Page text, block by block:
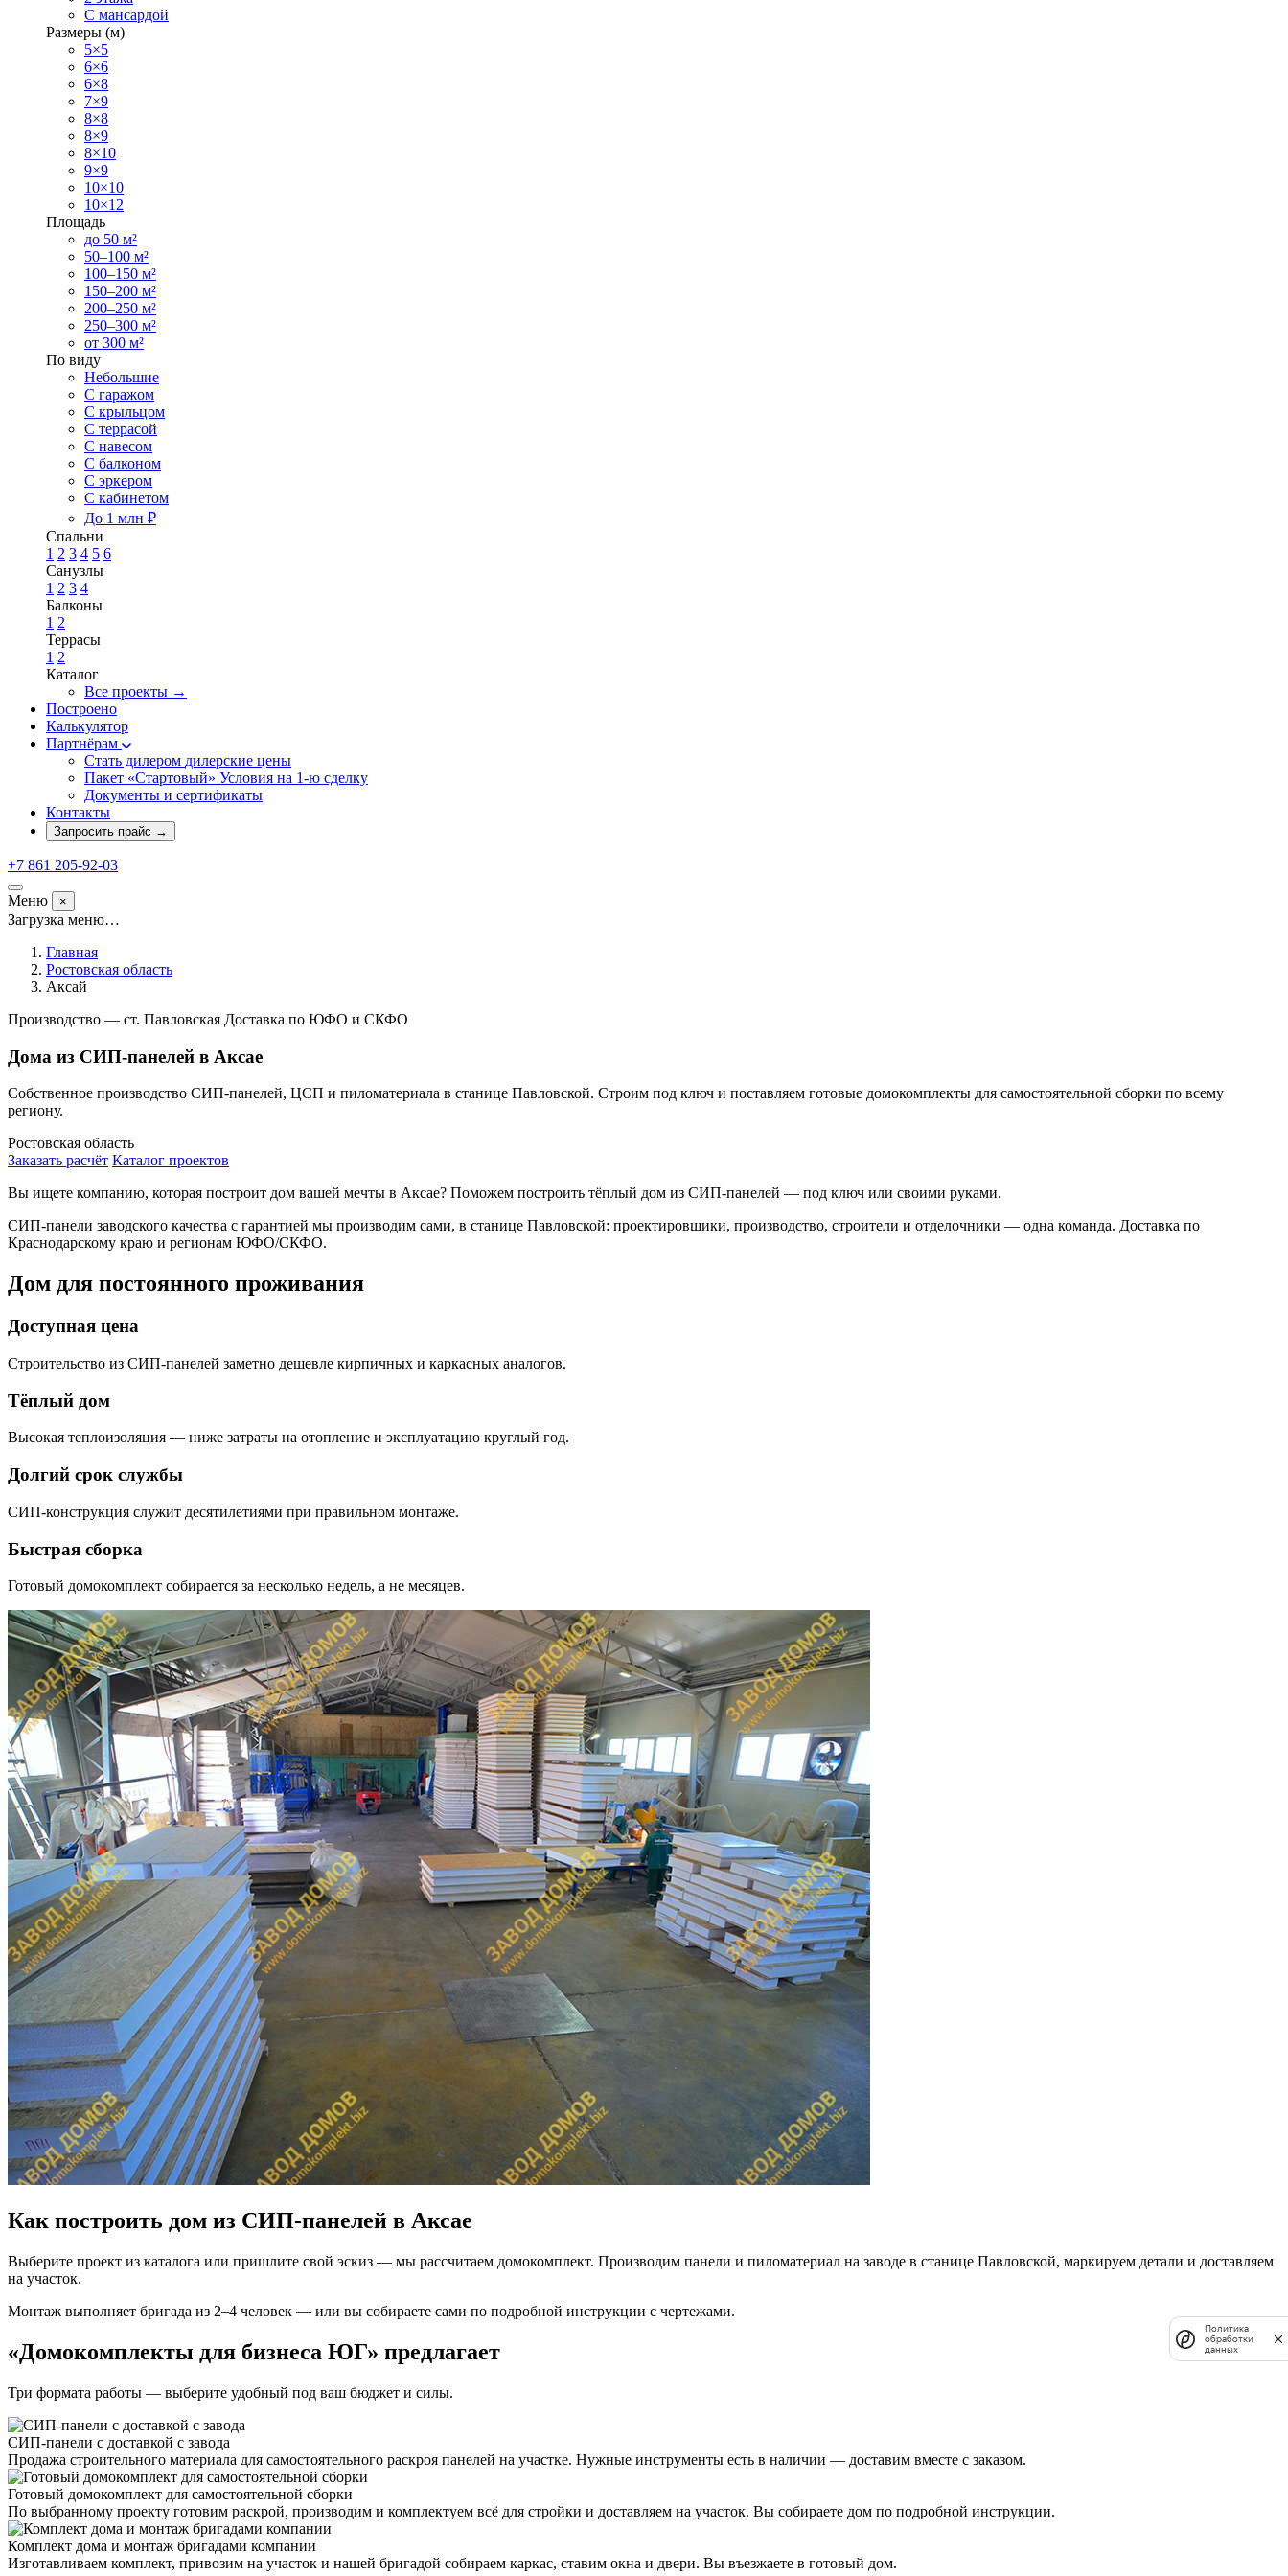
С мансардой
Размеры (м)
5×5
6×6
6×8
7×9
8×8
8×9
8×10
9×9
10×10
10×12
Площадь
до 50 м²
50–100 м²
100–150 м²
150–200 м²
200–250 м²
250–300 м²
от 300 м²
По виду
Небольшие
С гаражом
С крыльцом
С террасой
С навесом
С балконом
С эркером
С кабинетом
До 1 млн ₽
Спальни
1 2 3 4 5 6
Санузлы
1 2 3 4
Балконы
1 2
Террасы
1 2
Каталог
Все проекты →
Построено
Калькулятор
Партнёрам
Стать дилером дилерские цены
Пакет «Стартовый» Условия на 1-ю сделку
Документы и сертификаты
Контакты
Запросить прайс →
+7 861 205-92-03
Меню ×
Загрузка меню…
Главная
Ростовская область
Аксай
Производство — ст. Павловская Доставка по ЮФО и СКФО
Дома из СИП-панелей в Аксае
Собственное производство СИП-панелей, ЦСП и пиломатериала в станице Павловской. Строим под ключ и поставляем готовые домокомплекты для самостоятельной сборки по всему
региону.
Ростовская область
Заказать расчёт Каталог проектов
Вы ищете компанию, которая построит дом вашей мечты в Аксае? Поможем построить тёплый дом из СИП-панелей — под ключ или своими руками.
СИП-панели заводского качества с гарантией мы производим сами, в станице Павловской: проектировщики, производство, строители и отделочники — одна команда. Доставка по
Краснодарскому краю и регионам ЮФО/СКФО.
Дом для постоянного проживания
Доступная цена
Строительство из СИП-панелей заметно дешевле кирпичных и каркасных аналогов.
Тёплый дом
Высокая теплоизоляция — ниже затраты на отопление и эксплуатацию круглый год.
Долгий срок службы
СИП-конструкция служит десятилетиями при правильном монтаже.
Быстрая сборка
Готовый домокомплект собирается за несколько недель, а не месяцев.
Как построить дом из СИП-панелей в Аксае
Выберите проект из каталога или пришлите свой эскиз — мы рассчитаем домокомплект. Производим панели и пиломатериал на заводе в станице Павловской, маркируем детали и доставляем
на участок.
Монтаж выполняет бригада из 2–4 человек — или вы собираете сами по подробной инструкции с чертежами.
«Домокомплекты для бизнеса ЮГ» предлагает
Три формата работы — выберите удобный под ваш бюджет и силы.
СИП-панели с доставкой с завода
Продажа строительного материала для самостоятельного раскроя панелей на участке. Нужные инструменты есть в наличии — доставим вместе с заказом.
Готовый домокомплект для самостоятельной сборки
По выбранному проекту готовим раскрой, производим и комплектуем всё для стройки и доставляем на участок. Вы собираете дом по подробной инструкции.
Комплект дома и монтаж бригадами компании
Изготавливаем комплект, привозим на участок и нашей бригадой собираем каркас, ставим окна и двери. Вы въезжаете в готовый дом.
Политика
обработки
данных